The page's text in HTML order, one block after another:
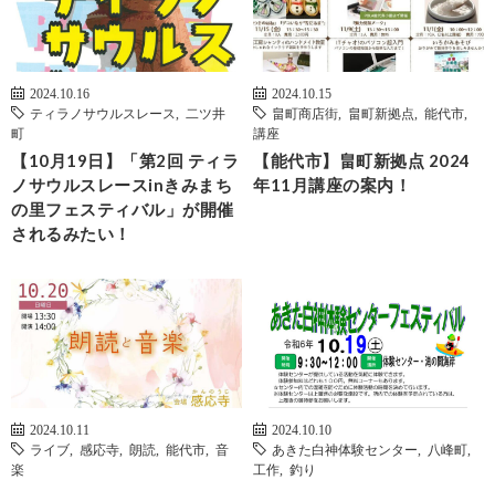
2024.10.16
ティラノサウルスレース
二ツ井
町
【10月19日】「第2回 ティラ
ノサウルスレースinきみまち
の里フェスティバル」が開催
されるみたい！
2024.10.15
畠町商店街
畠町新拠点 能代市
講座
【能代市】畠町新拠点 2024
年11月講座の案内！
2024.10.11
ライブ
感応寺 朗読 能代市
音
楽
2024.10.10
あきた白神体験センター
八峰町
工作
釣り